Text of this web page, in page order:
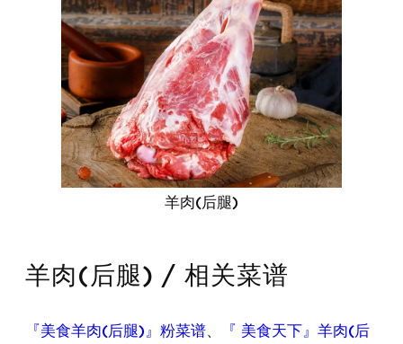
羊肉(后腿)
羊肉(后腿) / 相关菜谱
『美食羊肉(后腿)』粉菜谱、
『 美食天下』羊肉(后